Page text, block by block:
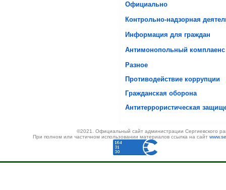
Официально
Контрольно-надзорная
Информация для граждан
Антимонопольный комплаенс
Разное
Противодействие коррупции
Гражданская оборона
Антитеррористическая
©2021. Официальный сайт администрации Сергиевского
При полном или частичном использовании материалов ссылка на сайт